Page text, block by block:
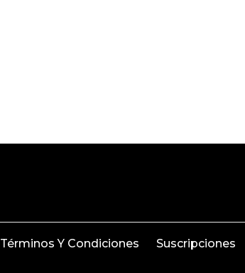
Términos Y Condiciones Suscripciones